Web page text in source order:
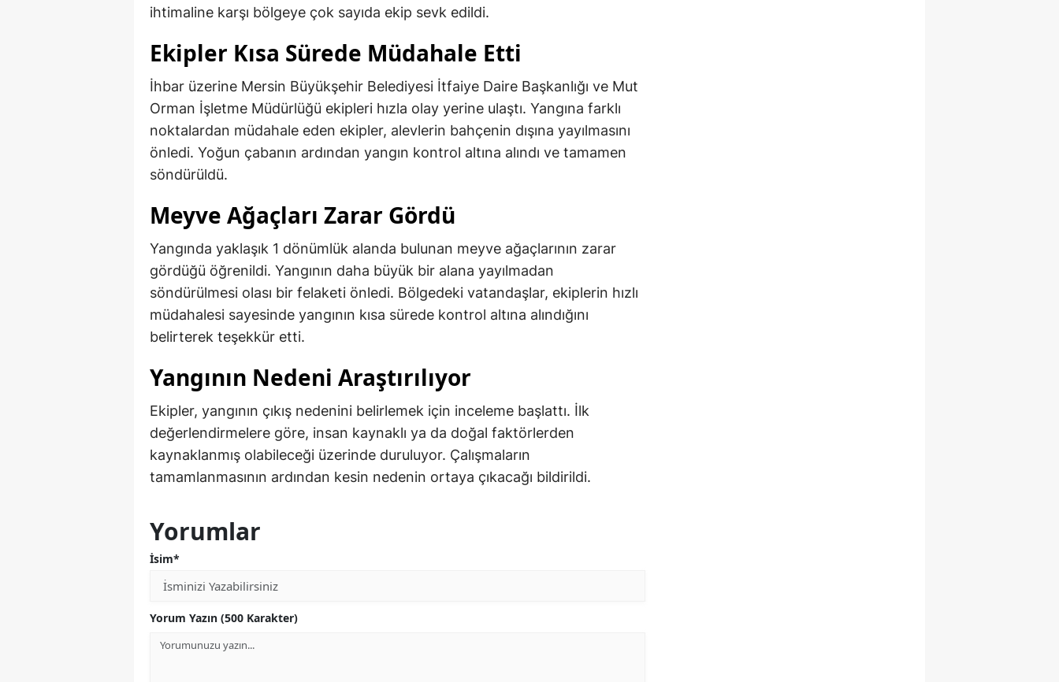
ihtimaline karşı bölgeye çok sayıda ekip sevk edildi.
Ekipler Kısa Sürede Müdahale Etti
İhbar üzerine Mersin Büyükşehir Belediyesi İtfaiye Daire Başkanlığı ve Mut
Orman İşletme Müdürlüğü ekipleri hızla olay yerine ulaştı. Yangına farklı
noktalardan müdahale eden ekipler, alevlerin bahçenin dışına yayılmasını
önledi. Yoğun çabanın ardından yangın kontrol altına alındı ve tamamen
söndürüldü.
Meyve Ağaçları Zarar Gördü
Yangında yaklaşık 1 dönümlük alanda bulunan meyve ağaçlarının zarar
gördüğü öğrenildi. Yangının daha büyük bir alana yayılmadan
söndürülmesi olası bir felaketi önledi. Bölgedeki vatandaşlar, ekiplerin hızlı
müdahalesi sayesinde yangının kısa sürede kontrol altına alındığını
belirterek teşekkür etti.
Yangının Nedeni Araştırılıyor
Ekipler, yangının çıkış nedenini belirlemek için inceleme başlattı. İlk
değerlendirmelere göre, insan kaynaklı ya da doğal faktörlerden
kaynaklanmış olabileceği üzerinde duruluyor. Çalışmaların
tamamlanmasının ardından kesin nedenin ortaya çıkacağı bildirildi.
Yorumlar
İsim*
Yorum Yazın (500 Karakter)